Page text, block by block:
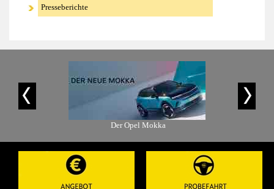
Presseberichte
Der Opel Mokka